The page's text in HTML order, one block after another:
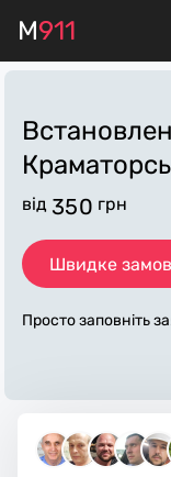
M911
від 350 грн
Швидке
Просто заповніть
питання по
али. Виконавці
місце.